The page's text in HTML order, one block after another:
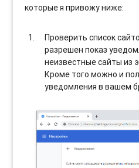
которые я привожу ниже:
Проверить список
разрешен показ
неизвестные сайты из
Кроме того можно и
уведомления в вашем